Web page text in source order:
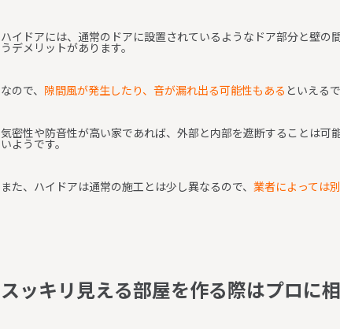
ハイドアには、通常のドアに設置されているようなドア部分と壁
うデメリットがあります。
なので、 隙間風が発生したり、音が漏れ出る可能性もある といえる
気密性や防音性が高い家であれば、外部と内部を遮断することは
いようです。
また、ハイドアは通常の施工とは少し異なるので、 業者によっては
スッキリ見える部屋を作る際はプロに相